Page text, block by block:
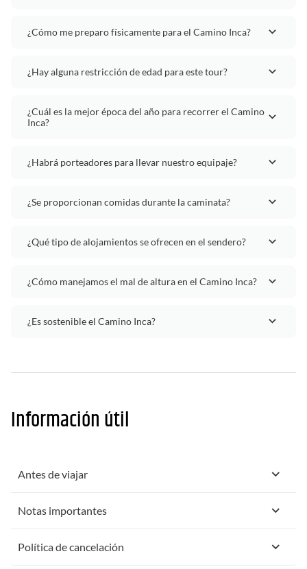
¿Cómo me preparo físicamente para el Camino Inca?
¿Hay alguna restricción de edad para este tour?
¿Cuál es la mejor época del año para recorrer el Camino
Inca?
¿Habrá porteadores para llevar nuestro equipaje?
¿Se proporcionan comidas durante la caminata?
¿Qué tipo de alojamientos se ofrecen en el sendero?
¿Cómo manejamos el mal de altura en el Camino Inca?
¿Es sostenible el Camino Inca?
Información útil
Antes de viajar
Notas importantes
Política de cancelación